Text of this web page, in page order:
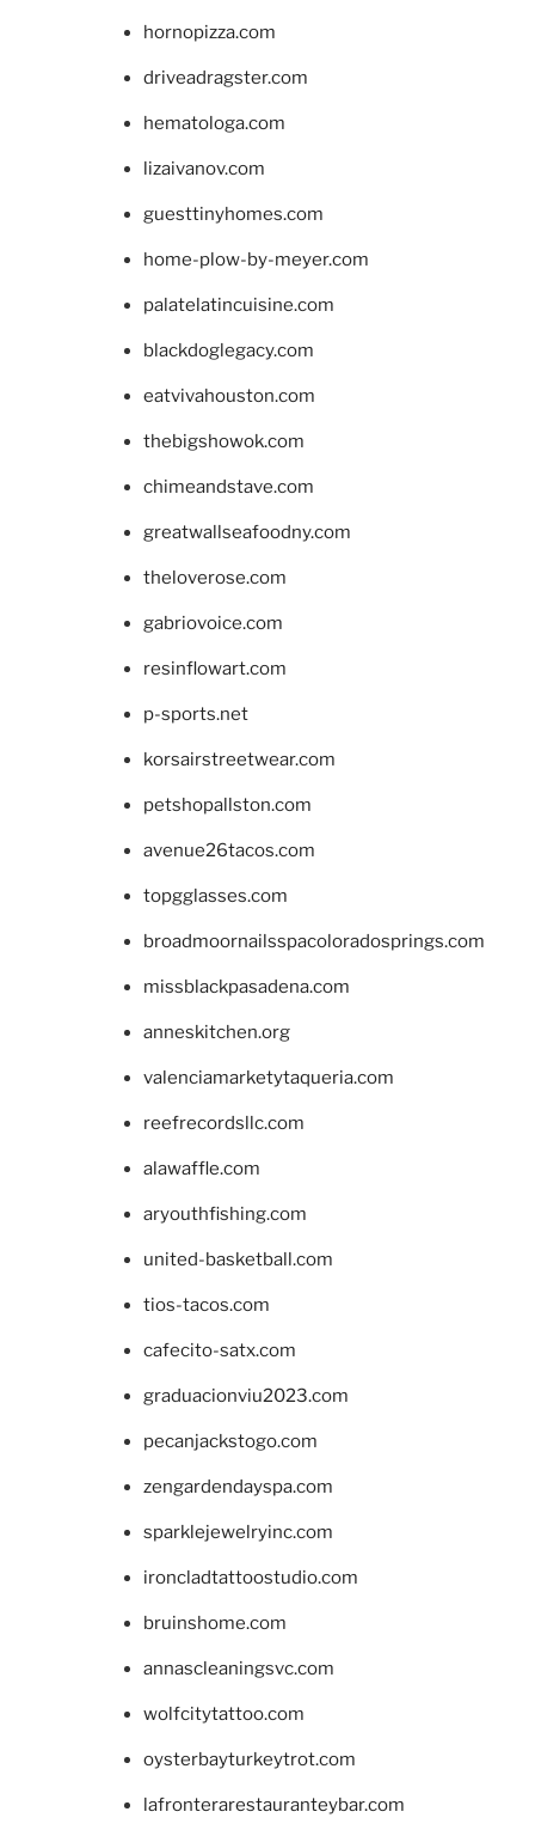
hornopizza.com
driveadragster.com
hematologa.com
lizaivanov.com
guesttinyhomes.com
home-plow-by-meyer.com
palatelatincuisine.com
blackdoglegacy.com
eatvivahouston.com
thebigshowok.com
chimeandstave.com
greatwallseafoodny.com
theloverose.com
gabriovoice.com
resinflowart.com
p-sports.net
korsairstreetwear.com
petshopallston.com
avenue26tacos.com
topgglasses.com
broadmoornailsspacoloradosprings.com
missblackpasadena.com
anneskitchen.org
valenciamarketytaqueria.com
reefrecordsllc.com
alawaffle.com
aryouthfishing.com
united-basketball.com
tios-tacos.com
cafecito-satx.com
graduacionviu2023.com
pecanjackstogo.com
zengardendayspa.com
sparklejewelryinc.com
ironcladtattoostudio.com
bruinshome.com
annascleaningsvc.com
wolfcitytattoo.com
oysterbayturkeytrot.com
lafronterarestauranteybar.com